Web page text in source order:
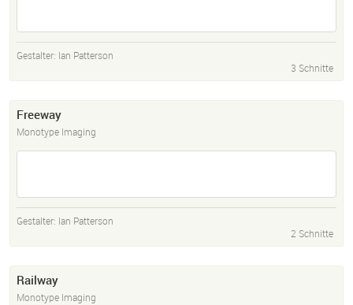
Gestalter: Ian Patterson
3 Schnitte
Freeway
Monotype Imaging
Gestalter: Ian Patterson
2 Schnitte
Railway
Monotype Imaging